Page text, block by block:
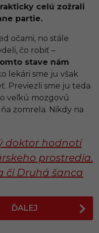
celú zožrali
partie.
očami, no stále
čo robiť –
stave nám
lekári sme ju však
Previezli sme ju teda
veľkú mozgovú
zomrela. Nikdy na
doktor hodnotí
prostredia.
či Druhá šanca
ĎALEJ